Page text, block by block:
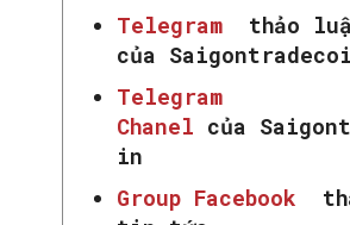
Telegram
thảo
của
Telegram
Chanel của
in
Group Facebook